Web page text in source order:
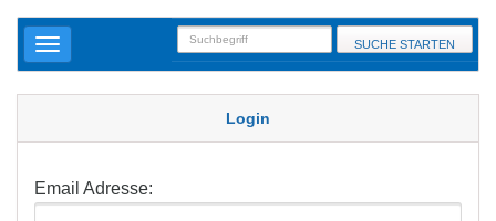
SUCHE STARTEN
Login
Email Adresse: